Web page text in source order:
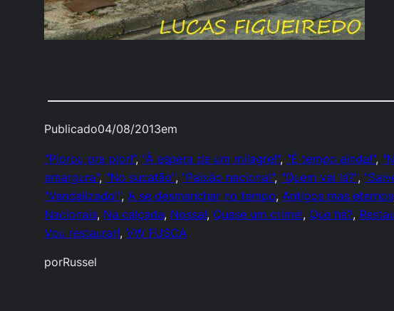
Publicado04/08/2013em
“Piorou pra pior!”, "À espera de um milagre!", "É tempo ainda!",
amargura", "No sucatão", "Paixão nacional", "Quem vai lá?",
"Vandalizado!", A se desmanchar no tempo, Antigos mas eternos
Nacionais, Na calçada, Nossa!, Quase um crime!, Que há?,
Vou restaurar!, VW FUSCA
porRussel